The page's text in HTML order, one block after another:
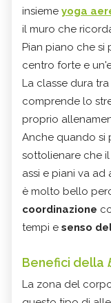
insieme yoga
il muro che
Pian piano che si
centro forte e
La classe dura tra
comprende lo
proprio
Anche quando si
sottolienare che
assi e piani va
è molto bello
coordinazione
tempi e senso
Benefici della
La zona del